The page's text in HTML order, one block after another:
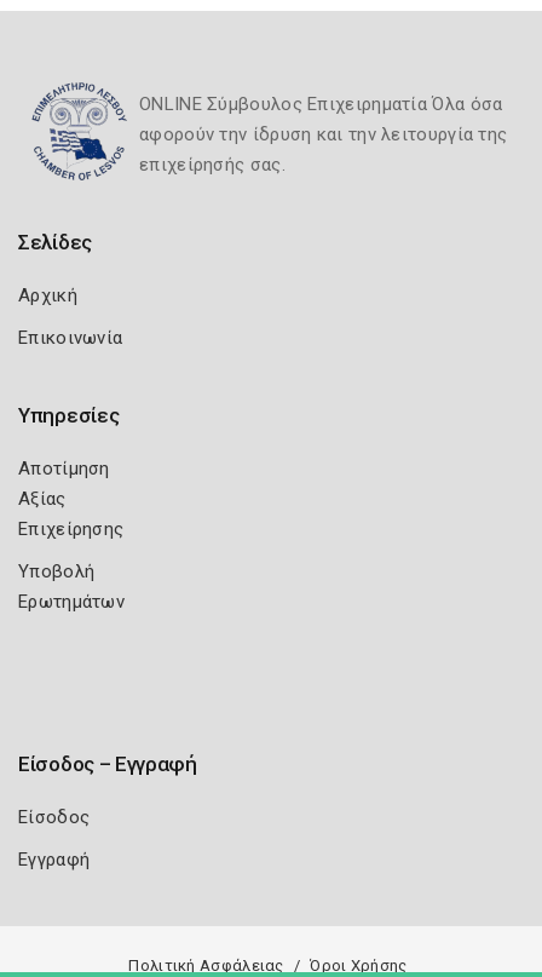
ONLINE Σύμβουλος Επιχειρηματία Όλα όσα
αφορούν την ίδρυση και την λειτουργία της
επιχείρησής σας.
Σελίδες
Αρχική
Επικοινωνία
Υπηρεσίες
Αποτίμηση
Αξίας
Επιχείρησης
Υποβολή
Ερωτημάτων
Είσοδος – Εγγραφή
Είσοδος
Εγγραφή
Πολιτική Ασφάλειας Όροι Χρήσης